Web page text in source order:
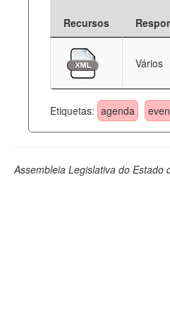
Deputados Estaduais
Administração
Legislação
Recursos
Vários
Etiquetas: agenda
Assembleia Legislativa do Estado